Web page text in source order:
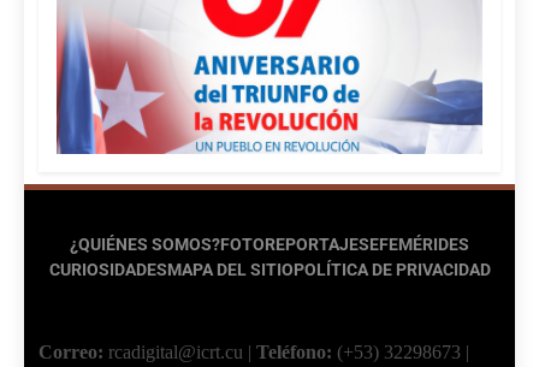
¿QUIÉNES SOMOS?FOTOREPORTAJESEFEMÉRIDES
CURIOSIDADESMAPA DEL SITIOPOLÍTICA DE PRIVACIDAD
Correo: rcadigital@icrt.cu | Teléfono: (+53) 32298673 |